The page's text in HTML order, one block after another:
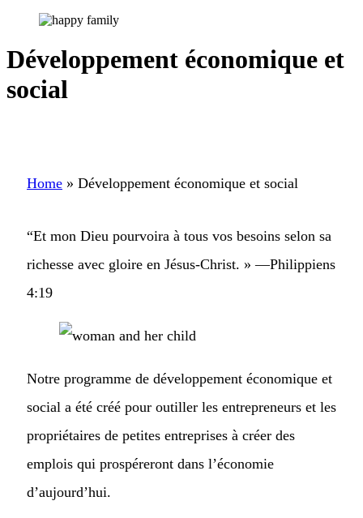
Développement économique et
social
Home » Développement économique et social
“Et mon Dieu pourvoira à tous vos besoins selon sa
richesse avec gloire en Jésus-Christ. » —Philippiens
4:19
Notre programme de développement économique et
social a été créé pour outiller les entrepreneurs et les
propriétaires de petites entreprises à créer des
emplois qui prospéreront dans l’économie
d’aujourd’hui.